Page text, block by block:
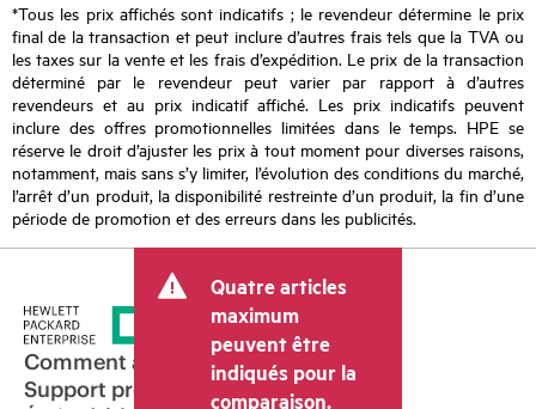
*Tous les prix affichés sont indicatifs ; le revendeur détermine le prix
final de la transaction et peut inclure d’autres frais tels que la TVA ou
les taxes sur la vente et les frais d’expédition. Le prix de la transaction
déterminé par le revendeur peut varier par rapport à d’autres
revendeurs et au prix indicatif affiché. Les prix indicatifs peuvent
inclure des offres promotionnelles limitées dans le temps. HPE se
réserve le droit d’ajuster les prix à tout moment pour diverses raisons,
notamment, mais sans s’y limiter, l’évolution des conditions du marché,
l’arrêt d’un produit, la disponibilité restreinte d’un produit, la fin d’une
période de promotion et des erreurs dans les publicités.
Quatre articles
maximum
peuvent être
indiqués pour la
comparaison.
Comment acheter
Support produit